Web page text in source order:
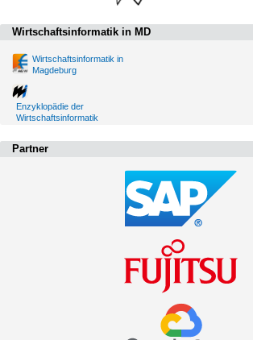
Wirtschaftsinformatik in MD
Wirtschaftsinformatik in
Magdeburg
Enzyklopädie der
Wirtschaftsinformatik
Partner